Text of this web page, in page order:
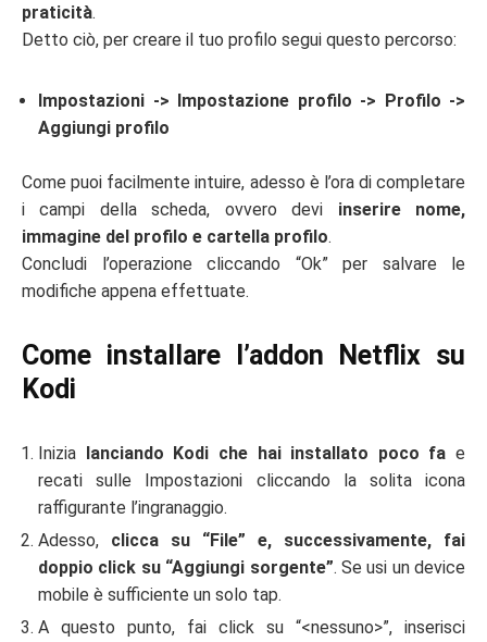
praticità.
Detto ciò, per creare il tuo profilo segui questo percorso:
Impostazioni -> Impostazione profilo -> Profilo ->
Aggiungi profilo
Come puoi facilmente intuire, adesso è l’ora di completare
i campi della scheda, ovvero devi inserire nome,
immagine del profilo e cartella profilo.
Concludi l’operazione cliccando “Ok” per salvare le
modifiche appena effettuate.
Come installare l’addon Netflix su
Kodi
Inizia lanciando Kodi che hai installato poco fa e
recati sulle Impostazioni cliccando la solita icona
raffigurante l’ingranaggio.
Adesso, clicca su “File” e, successivamente, fai
doppio click su “Aggiungi sorgente”. Se usi un device
mobile è sufficiente un solo tap.
A questo punto, fai click su “<nessuno>”, inserisci